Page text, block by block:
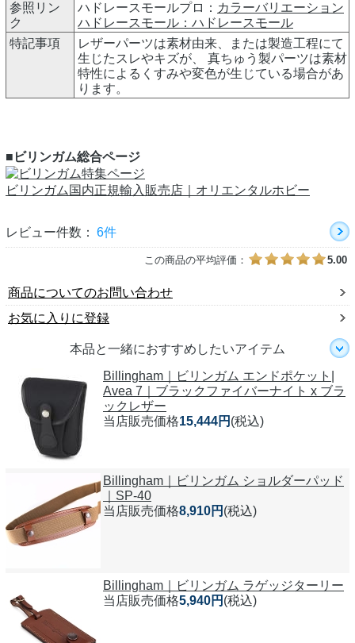
参照リン
ク
ハドレースモールプロ： カラーバリエーション
ハドレースモール： ハドレースモール
特記事項
レザーパーツは素材由来、または製造工程にて
生じたスレやキズが、 真ちゅう製パーツは素材
特性によるくすみや変色が生じている場合があ
ります。
■ビリンガム総合ページ
ビリンガム国内正規輸入販売店｜オリエンタルホビー
レビュー件数： 6件
この商品の平均評価： 5.00
商品についてのお問い合わせ
お気に入りに登録
本品と一緒におすすめしたいアイテム
Billingham｜ビリンガム エンドポケット|
Avea 7｜ブラックファイバーナイト x ブラ
ックレザー
当店販売価格15,444円 (税込)
Billingham｜ビリンガム ショルダーパッド
｜SP-40
当店販売価格8,910円 (税込)
Billingham｜ビリンガム ラゲッジターリー
当店販売価格5,940円 (税込)